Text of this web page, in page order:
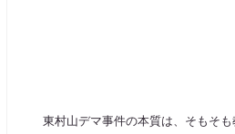
東村山デマ事件の本質は、そもそ